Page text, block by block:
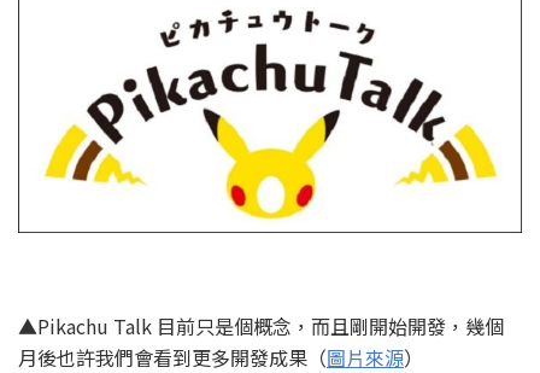
▲Pikachu Talk 目前只是個概念，而且剛開始開發，幾個
月後也許我們會看到更多開發成果（圖片來源）